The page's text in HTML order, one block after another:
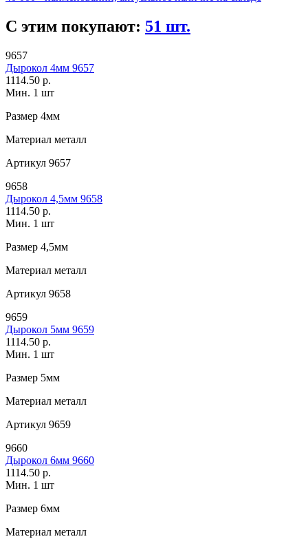
С этим покупают: 51 шт.
9657
Дырокол 4мм 9657
1114.50 р.
Мин. 1 шт
Размер 4мм
Материал металл
Артикул 9657
9658
Дырокол 4,5мм 9658
1114.50 р.
Мин. 1 шт
Размер 4,5мм
Материал металл
Артикул 9658
9659
Дырокол 5мм 9659
1114.50 р.
Мин. 1 шт
Размер 5мм
Материал металл
Артикул 9659
9660
Дырокол 6мм 9660
1114.50 р.
Мин. 1 шт
Размер 6мм
Материал металл